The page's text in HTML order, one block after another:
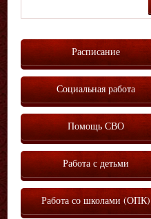
Расписание
Социальная работа
Помощь СВО
Работа с детьми
Работа со школами (ОПК)